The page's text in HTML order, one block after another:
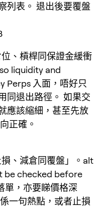
列表。 退出後要覆盤
、槓桿同保證金緩衝
liquidity and
Perps 入面，唔好只
同退出路徑。 如果交
應該縮細，甚至先放
正確。
、減倉同覆盤」。alt
be checked before
單，亦要睇價格深
一句熱點，或者止損